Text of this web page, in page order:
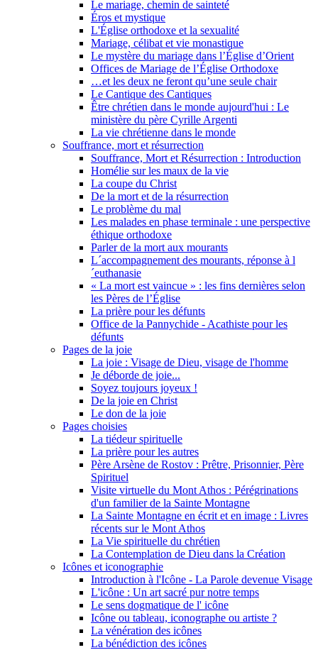
Le mariage, chemin de sainteté
Éros et mystique
L'Église orthodoxe et la sexualité
Mariage, célibat et vie monastique
Le mystère du mariage dans l’Église d’Orient
Offices de Mariage de l’Église Orthodoxe
…et les deux ne feront qu’une seule chair
Le Cantique des Cantiques
Être chrétien dans le monde aujourd'hui : Le
ministère du père Cyrille Argenti
La vie chrétienne dans le monde
Souffrance, mort et résurrection
Souffrance, Mort et Résurrection : Introduction
Homélie sur les maux de la vie
La coupe du Christ
De la mort et de la résurrection
Le problème du mal
Les malades en phase terminale : une perspective
éthique orthodoxe
Parler de la mort aux mourants
L´accompagnement des mourants, réponse à l
´euthanasie
« La mort est vaincue » : les fins dernières selon
les Pères de l’Église
La prière pour les défunts
Office de la Pannychide - Acathiste pour les
défunts
Pages de la joie
La joie : Visage de Dieu, visage de l'homme
Je déborde de joie...
Soyez toujours joyeux !
De la joie en Christ
Le don de la joie
Pages choisies
La tiédeur spirituelle
La prière pour les autres
Père Arsène de Rostov : Prêtre, Prisonnier, Père
Spirituel
Visite virtuelle du Mont Athos : Pérégrinations
d'un familier de la Sainte Montagne
La Sainte Montagne en écrit et en image : Livres
récents sur le Mont Athos
La Vie spirituelle du chrétien
La Contemplation de Dieu dans la Création
Icônes et iconographie
Introduction à l'Icône - La Parole devenue Visage
L'icône : Un art sacré pur notre temps
Le sens dogmatique de l' icône
Icône ou tableau, iconographe ou artiste ?
La vénération des icônes
La bénédiction des icônes